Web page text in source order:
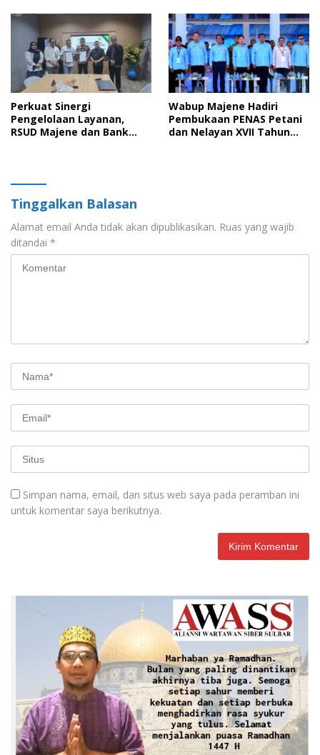
Kesepakatan Bersama
Perkuat Sinergi
Pengelolaan Layanan,
RSUD Majene dan Bank
Wabup Majene Hadiri
Pembukaan PENAS Petani
dan Nelayan XVII Tahun
Tinggalkan Balasan
Alamat email Anda tidak akan dipublikasikan. Ruas yang wajib
ditandai *
Simpan nama, email, dan situs web saya pada peramban ini
untuk komentar saya berikutnya.